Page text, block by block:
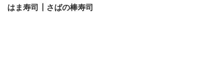
はま寿司┃さばの棒寿司